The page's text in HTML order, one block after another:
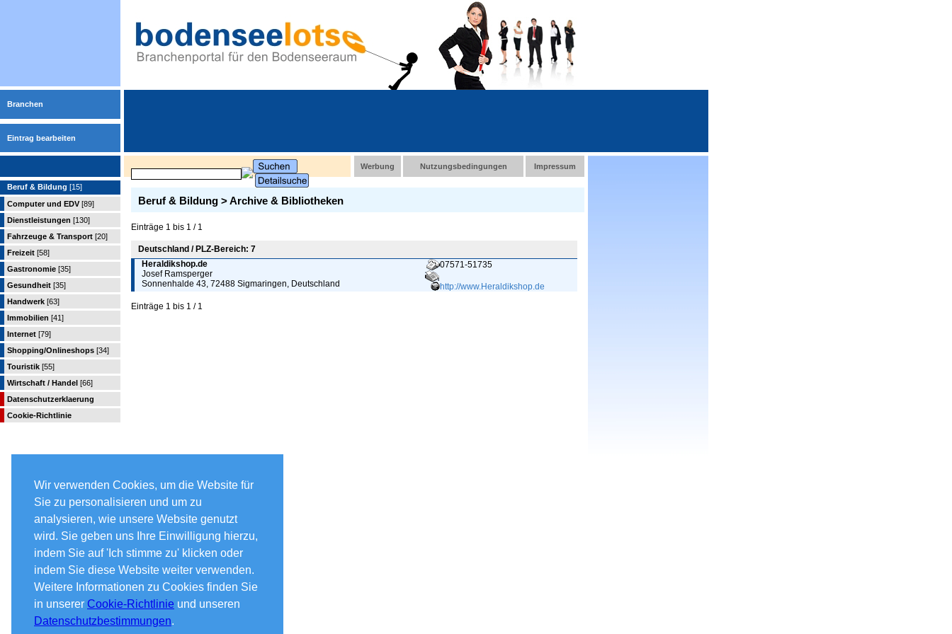
Wir verwenden Cookies, um die Website für
Sie zu personalisieren und um zu
analysieren, wie unsere Website genutzt
wird. Sie geben uns Ihre Einwilligung hierzu,
indem Sie auf 'Ich stimme zu' klicken oder
indem Sie diese Website weiter verwenden.
Weitere Informationen zu Cookies finden Sie
in unserer Cookie-Richtlinie und unseren
Datenschutzbestimmungen.
Branchen
Eintrag bearbeiten
Werbung Nutzungsbedingungen Impressum
Beruf & Bildung [15]
Computer und EDV [89]
Dienstleistungen [130]
Fahrzeuge & Transport [20]
Freizeit [58]
Gastronomie [35]
Gesundheit [35]
Handwerk [63]
Immobilien [41]
Internet [79]
Shopping/Onlineshops [34]
Touristik [55]
Wirtschaft / Handel [66]
Datenschutzerklaerung
Cookie-Richtlinie
Beruf & Bildung > Archive & Bibliotheken
Einträge 1 bis 1 / 1
Deutschland / PLZ-Bereich: 7
Heraldikshop.de
Josef Ramsperger
Sonnenhalde 43, 72488 Sigmaringen, Deutschland
07571-51735
http://www.Heraldikshop.de
Einträge 1 bis 1 / 1